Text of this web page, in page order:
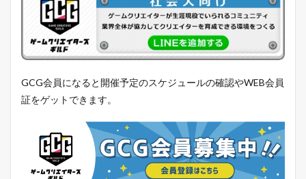
GCG会員になると開催予定のスケジュールの確認やWEB会員
証をゲットできます。